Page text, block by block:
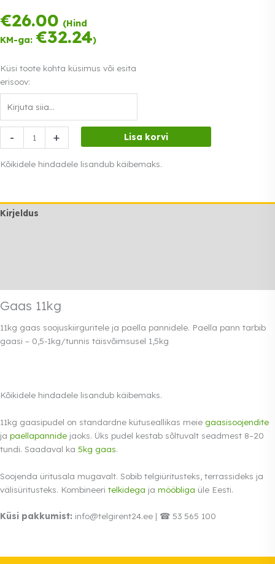
€26.00 (Hind
KM-ga: €32.24)
Küsi toote kohta küsimus või esita
erisoov:
-
11kg
kogus
+ Lisa korvi
Kõikidele hindadele lisandub käibemaks.
Kirjeldus
Gaas 11kg
11kg gaas soojuskiirguritele ja paella pannidele. Paella pann tarbib
gaasi – 0,5-1kg/tunnis täisvõimsusel 1,5kg
Kõikidele hindadele lisandub käibemaks.
11kg gaasipudel on standardne kütuseallikas meie gaasisoojendite
ja paellapannide jaoks. Üks pudel kestab sõltuvalt seadmest 8–20
tundi. Saadaval ka 5kg gaas.
Soojenda üritusala mugavalt. Sobib telgiüritusteks, terrassideks ja
välisüritusteks. Kombineeri telkidega ja mööbliga üle Eesti.
Küsi pakkumist: info@telgirent24.ee | ☎ 53 565 100